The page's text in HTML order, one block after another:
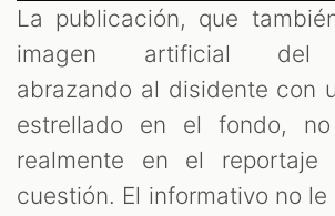
La publicación, que
imagen artificial del
abrazando al disidente con
estrellado en el fondo,
realmente en el reportaje
cuestión. El informativo no